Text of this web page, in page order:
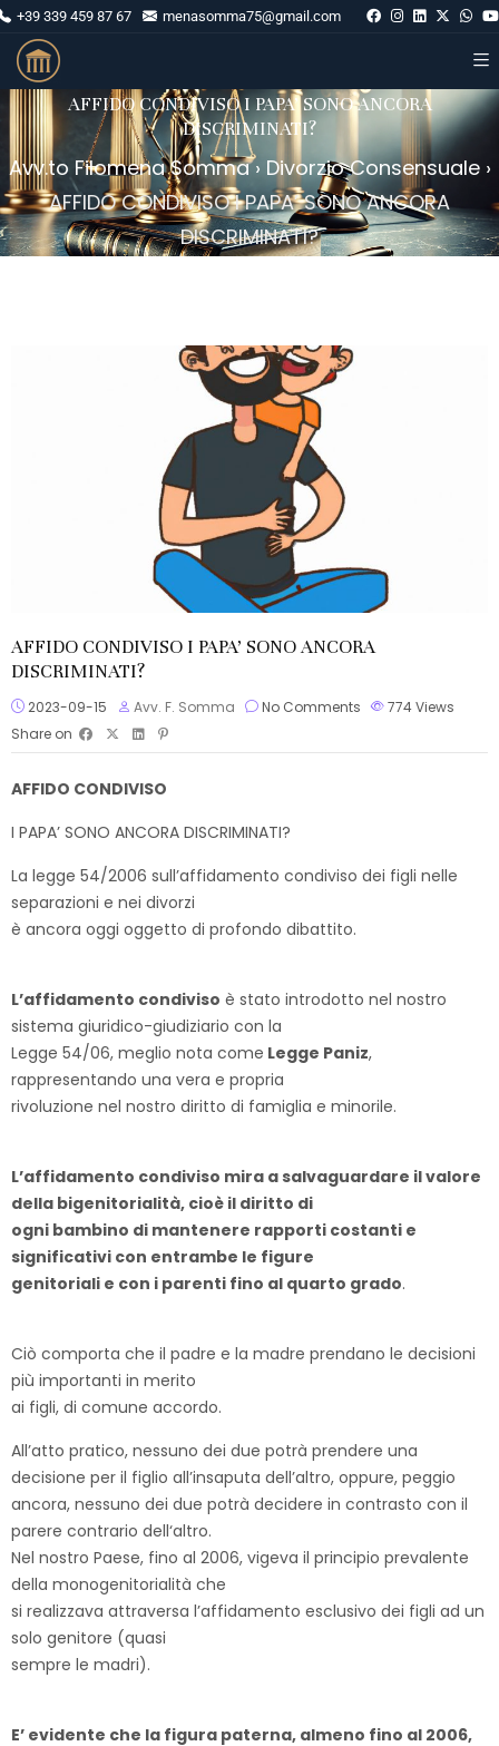
+39 339 459 87 67 menasomma75@gmail.com
AFFIDO CONDIVISO I PAPA’ SONO ANCORA
DISCRIMINATI?
Avv.to Filomena Somma› Divorzio Consensuale›
AFFIDO CONDIVISO I PAPA’ SONO ANCORA
DISCRIMINATI?
AFFIDO CONDIVISO I PAPA’ SONO ANCORA
DISCRIMINATI?
2023-09-15 Avv. F. Somma No Comments 774Views
Share on
AFFIDO CONDIVISO
I PAPA’ SONO ANCORA DISCRIMINATI?
La legge 54/2006 sull’affidamento condiviso dei figli nelle
separazioni e nei divorzi
è ancora oggi oggetto di profondo dibattito.
L’affidamento condiviso è stato introdotto nel nostro
sistema giuridico-giudiziario con la
Legge 54/06, meglio nota come Legge Paniz,
rappresentando una vera e propria
rivoluzione nel nostro diritto di famiglia e minorile.
L’affidamento condiviso mira a salvaguardare il valore
della bigenitorialità, cioè il diritto di
ogni bambino di mantenere rapporti costanti e
significativi con entrambe le figure
genitoriali e con i parenti fino al quarto grado.
Ciò comporta che il padre e la madre prendano le decisioni
più importanti in merito
ai figli, di comune accordo.
All’atto pratico, nessuno dei due potrà prendere una
decisione per il figlio all’insaputa dell’altro, oppure, peggio
ancora, nessuno dei due potrà decidere in contrasto con il
parere contrario dell‘altro.
Nel nostro Paese, fino al 2006, vigeva il principio prevalente
della monogenitorialità che
si realizzava attraversa l’affidamento esclusivo dei figli ad un
solo genitore (quasi
sempre le madri).
E’ evidente che la figura paterna, almeno fino al 2006,